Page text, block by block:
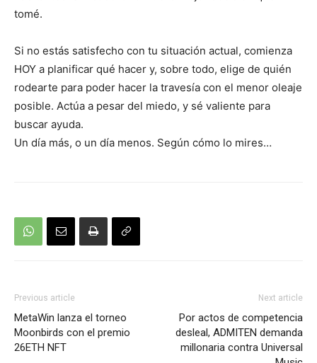
tomé.
Si no estás satisfecho con tu situación actual, comienza
HOY a planificar qué hacer y, sobre todo, elige de quién
rodearte para poder hacer la travesía con el menor oleaje
posible. Actúa a pesar del miedo, y sé valiente para
buscar ayuda.
Un día más, o un día menos. Según cómo lo mires…
Previous article
MetaWin lanza el torneo
Moonbirds con el premio
26ETH NFT
Next article
Por actos de competencia
desleal, ADMITEN demanda
millonaria contra Universal